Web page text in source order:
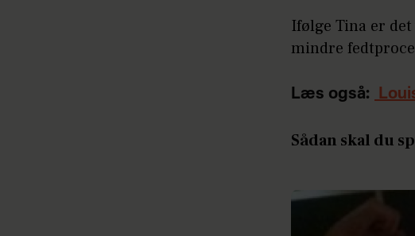
Ifølge Tina er
mindre
Læs også:
Sådan skal du